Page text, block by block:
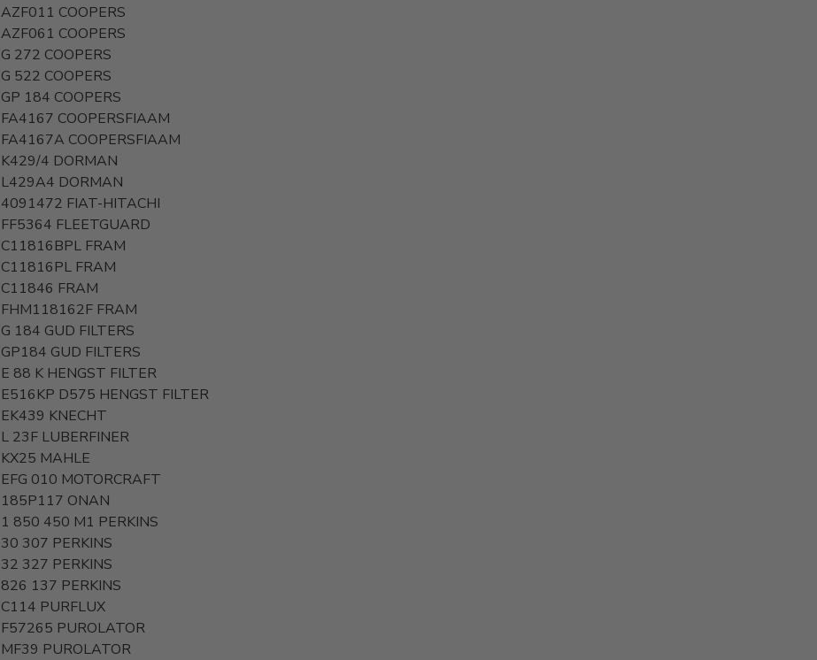
AZF011 COOPERS
AZF061 COOPERS
G 272 COOPERS
G 522 COOPERS
GP 184 COOPERS
FA4167 COOPERSFIAAM
FA4167A COOPERSFIAAM
K429/4 DORMAN
L429A4 DORMAN
4091472 FIAT-HITACHI
FF5364 FLEETGUARD
C11816BPL FRAM
C11816PL FRAM
C11846 FRAM
FHM118162F FRAM
G 184 GUD FILTERS
GP184 GUD FILTERS
E 88 K HENGST FILTER
E516KP D575 HENGST FILTER
EK439 KNECHT
L 23F LUBERFINER
KX25 MAHLE
EFG 010 MOTORCRAFT
185P117 ONAN
1 850 450 M1 PERKINS
30 307 PERKINS
32 327 PERKINS
826 137 PERKINS
C114 PURFLUX
F57265 PUROLATOR
MF39 PUROLATOR